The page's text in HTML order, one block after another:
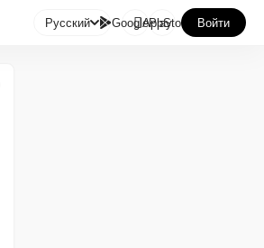
Русский GooglePlay
AppStore Войти